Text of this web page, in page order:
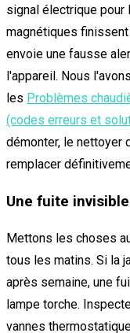
signal électrique pour
magnétiques
envoie une fausse
l'appareil. Nous
les Problèmes
(codes erreurs et
démonter, le nettoyer
remplacer
Une fuite
Mettons les choses
tous les matins. Si la
après semaine, une
lampe torche.
vannes